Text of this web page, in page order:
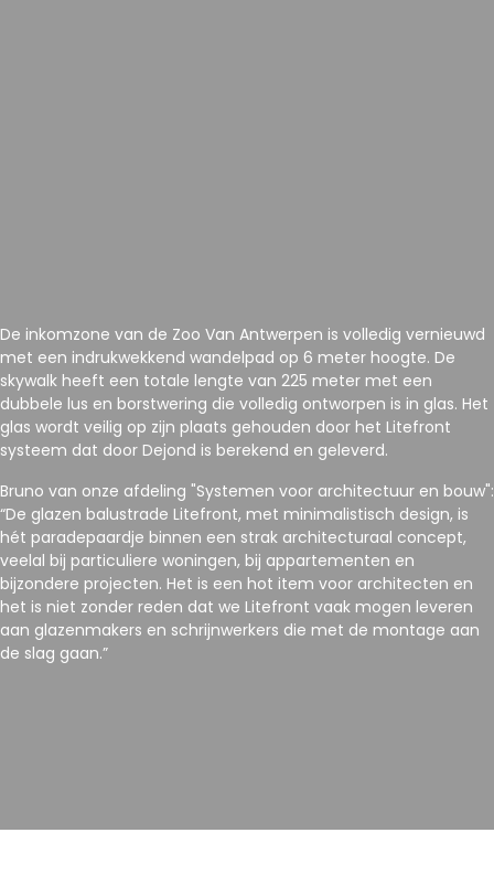
De inkomzone van de Zoo Van Antwerpen is volledig vernieuwd
met een indrukwekkend wandelpad op 6 meter hoogte. De
skywalk heeft een totale lengte van 225 meter met een
dubbele lus en borstwering die volledig ontworpen is in glas. Het
glas wordt veilig op zijn plaats gehouden door het Litefront
systeem dat door Dejond is berekend en geleverd.
Bruno van onze afdeling "Systemen voor architectuur en bouw":
“De glazen balustrade Litefront, met minimalistisch design, is
hét paradepaardje binnen een strak architecturaal concept,
veelal bij particuliere woningen, bij appartementen en
bijzondere projecten. Het is een hot item voor architecten en
het is niet zonder reden dat we Litefront vaak mogen leveren
aan glazenmakers en schrijnwerkers die met de montage aan
de slag gaan.”